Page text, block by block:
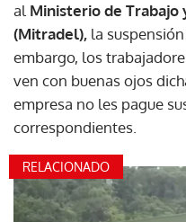
al Ministerio de
(Mitradel), la
embargo, los
ven con buenas ojos
empresa no les pague
correspondientes.
RELACIONADO